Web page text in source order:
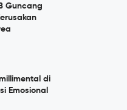
Guncang
di
Emosional